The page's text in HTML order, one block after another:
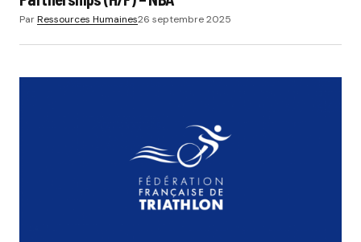
ParRessources Humaines26 septembre 2025